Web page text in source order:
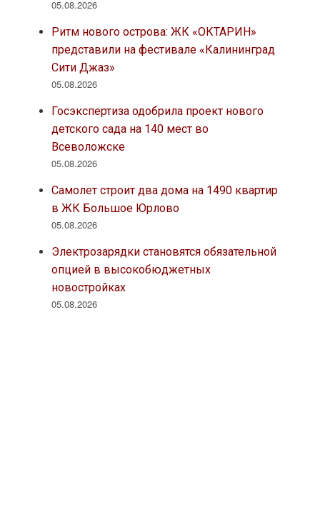
05.08.2026
Ритм нового острова: ЖК «ОКТАРИН»
представили на фестивале «Калининград
Сити Джаз»
05.08.2026
Госэкспертиза одобрила проект нового
детского сада на 140 мест во
Всеволожске
05.08.2026
Самолет строит два дома на 1490 квартир
в ЖК Большое Юрлово
05.08.2026
Электрозарядки становятся обязательной
опцией в высокобюджетных
новостройках
05.08.2026